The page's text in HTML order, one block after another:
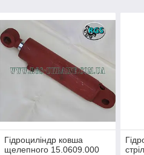
Гідроциліндр ковша
щелепного 15.0609.000